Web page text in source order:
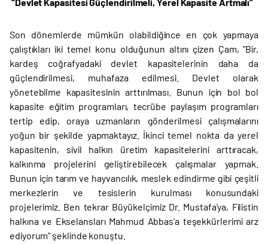
Son dönemlerde mümkün olabildiğince en çok yapmaya
çalıştıkları iki temel konu olduğunun altını çizen Çam, "Bir,
kardeş coğrafyadaki devlet kapasitelerinin daha da
güçlendirilmesi, muhafaza edilmesi. Devlet olarak
yönetebilme kapasitesinin arttırılması. Bunun için bol bol
kapasite eğitim programları, tecrübe paylaşım programları
tertip edip, oraya uzmanların gönderilmesi çalışmalarını
yoğun bir şekilde yapmaktayız. İkinci temel nokta da yerel
kapasitenin, sivil halkın üretim kapasitelerini arttıracak,
kalkınma projelerini geliştirebilecek çalışmalar yapmak.
Bunun için tarım ve hayvancılık, meslek edindirme gibi çeşitli
merkezlerin ve tesislerin kurulması konusundaki
projelerimiz. Ben tekrar Büyükelçimiz Dr. Mustafa'ya, Filistin
halkına ve Ekselansları Mahmud Abbas'a teşekkürlerimi arz
ediyorum" şeklinde konuştu.